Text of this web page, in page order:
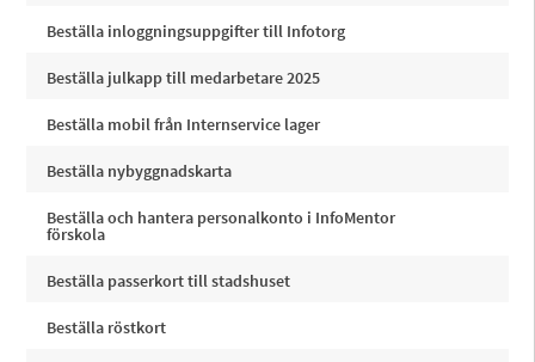
Beställa inloggningsuppgifter till Infotorg
Beställa julkapp till medarbetare 2025
Beställa mobil från Internservice lager
Beställa nybyggnadskarta
Beställa och hantera personalkonto i InfoMentor
förskola
Beställa passerkort till stadshuset
Beställa röstkort